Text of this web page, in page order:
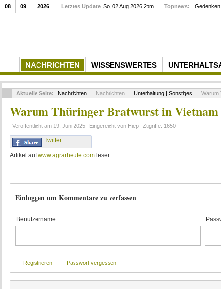
NACHRICHTEN WISSENSWERTES
08 09 2026 Letztes Update So, 02 Aug 2026 2pm Topnews: Gedenken
Aktuelle Seite: Nachrichten Nachrichten Unterhaltung | Sonstiges Warum
Warum Thüringer Bratwurst in Vietnam
Veröffentlicht am 19. Juni 2025 Eingereicht von Hiep Zugriffe: 1650
Twitter
Artikel aufwww.agrarheute.com lesen.
Einloggen um Kommentare zu verfassen
Benutzername
Registrieren Passwort vergessen